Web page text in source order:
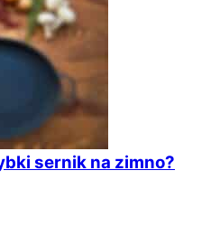
sernik na zimno?